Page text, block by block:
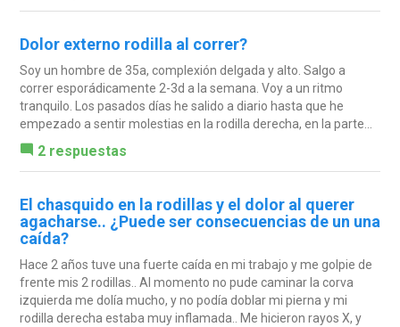
Dolor externo rodilla al correr?
Soy un hombre de 35a, complexión delgada y alto. Salgo a
correr esporádicamente 2-3d a la semana. Voy a un ritmo
tranquilo. Los pasados días he salido a diario hasta que he
empezado a sentir molestias en la rodilla derecha, en la parte...
2 respuestas
El chasquido en la rodillas y el dolor al querer
agacharse.. ¿Puede ser consecuencias de un una
caída?
Hace 2 años tuve una fuerte caída en mi trabajo y me golpie de
frente mis 2 rodillas.. Al momento no pude caminar la corva
izquierda me dolía mucho, y no podía doblar mi pierna y mi
rodilla derecha estaba muy inflamada.. Me hicieron rayos X, y